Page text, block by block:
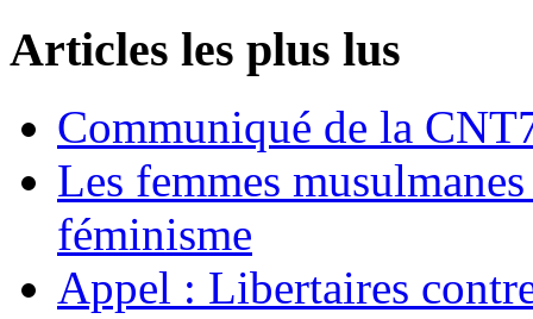
Articles les plus lus
Communiqué de la
Les femmes
féminisme
Appel : Libertaires